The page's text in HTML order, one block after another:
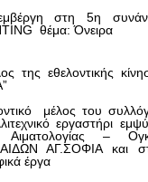
στη 5η
θέμα: Όνειρα
της εθελοντικής
μέλος του
εργαστήρι
Αιματολογίας –
ΑΓ.ΣΟΦΙΑ και
έργα